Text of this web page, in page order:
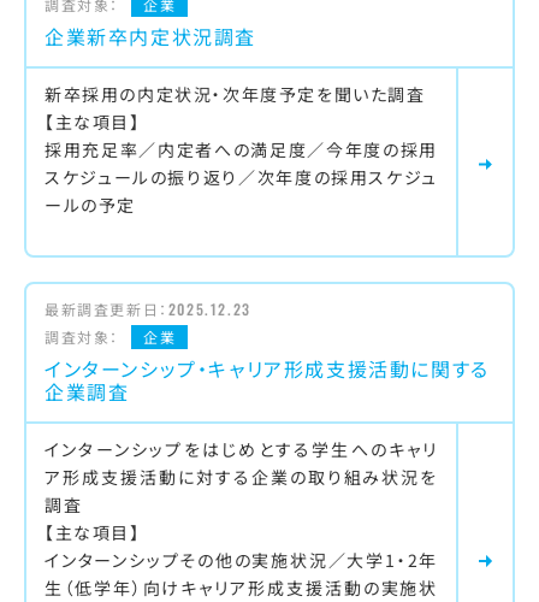
調査対象：
企業
企業新卒内定状況調査
新卒採用の内定状況・次年度予定を聞いた調査
【主な項目】
採用充足率／内定者への満足度／今年度の採用
スケジュールの振り返り／次年度の採用スケジュ
ールの予定
最新調査更新日： 2025.12.23
調査対象：
企業
インターンシップ・キャリア形成支援活動に関する
企業調査
インターンシップをはじめとする学生へのキャリ
ア形成支援活動に対する企業の取り組み状況を
調査
【主な項目】
インターンシップその他の実施状況／大学1・2年
生（低学年）向けキャリア形成支援活動の実施状